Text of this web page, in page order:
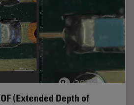
(Extended Depth of